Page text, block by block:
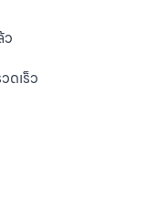
ว
ดเร็ว